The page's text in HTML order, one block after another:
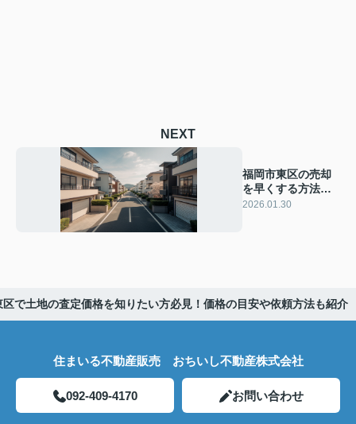
NEXT
福岡市東区の売却
を早くする方法
は？おすすめの流
2026.01.30
区で土地の査定価格を知りたい方必見！価格の目安や依頼方法も紹介
住まいる不動産販売 おちいし不動産株式会社
092-409-4170 お問い合わせ